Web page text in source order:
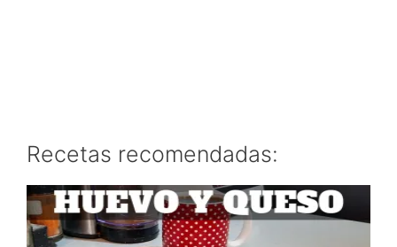
Recetas recomendadas: